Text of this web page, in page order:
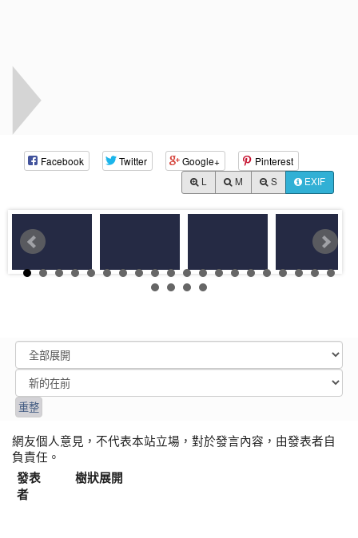
Facebook Twitter Google+ Pinterest
M S EXIF
網友個人意見，不代表本站立場，對於發言內容，由發表者自
負責任。
發表
者
樹狀展開